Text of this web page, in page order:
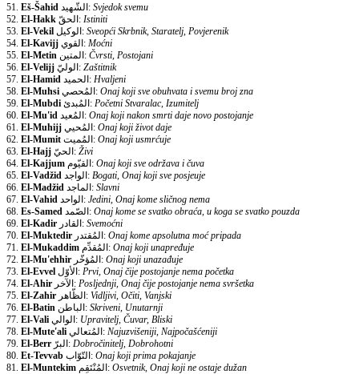
51. Eš-Šahid الشّهيد: Svjedok svemu
52. El-Hakk الحقّ: Istiniti
53. El-Vekil الوكيل: Sveopći Skrbnik, Staratelj, Povjerenik
54. El-Kavijj القوي: Moćni
55. El-Metin المتين: Čvrsti, Postojani
56. El-Velijj الوليّ: Zaštitnik
57. El-Hamid الحميد: Hvaljeni
58. El-Muhsi المُحصي: Onaj koji sve obuhvata i svemu broj zna
59. El-Mubdi المُبدئ: Početni Stvaralac, Izumitelj
60. El-Mu'id المُعيد: Onaj koji nakon smrti daje novo postojanje
61. El-Muhijj المُحيي: Onaj koji život daje
62. El-Mumit المُميت: Onaj koji usmrćuje
63. El-Hajj الحيّ: Živi
64. El-Kajjum القيّوم: Onaj koji sve održava i čuva
65. El-Vadžid الواجد: Bogati, Onaj koji sve posjeuje
66. El-Madžid الماجد: Slavni
67. El-Vahid الواحد: Jedini, Onaj kome sličnog nema
68. Es-Samed الصّمد: Onaj kome se svatko obraća, u koga se svatko pouzda
69. El-Kadir القادر: Svemoćni
70. El-Muktedir المُقتدر: Onaj kome apsolutna moć pripada
71. El-Mukaddim المُقدِّم: Onaj koji unapređuje
72. El-Mu'ehhir المُؤخّر: Onaj koji unazađuje
73. El-Evvel الأوّل: Prvi, Onaj čije postojanje nema početka
74. El-Ahir الآخر: Posljednji, Onaj čije postojanje nema svršetka
75. El-Zahir الظّاهر: Vidljivi, Očiti, Vanjski
76. El-Batin الباطن: Skriveni, Unutarnji
77. El-Vali الوالي: Upravitelj, Čuvar, Bliski
78. El-Mute'ali المُتعالي: Najuzvišeniji, Najpočašćeniji
79. El-Berr البرّ: Dobročinitelj, Dobrohotni
80. Et-Tevvab التّوّاب: Onaj koji prima pokajanje
81. El-Muntekim المُنْتَقِم: Osvetnik, Onaj koji ne ostaje dužan